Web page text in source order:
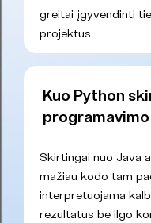
greitai įgyvendinti
projektus.
Kuo Python
Skirtingai nuo Java
mažiau kodo tam
interpretuojama
rezultatus be ilgo